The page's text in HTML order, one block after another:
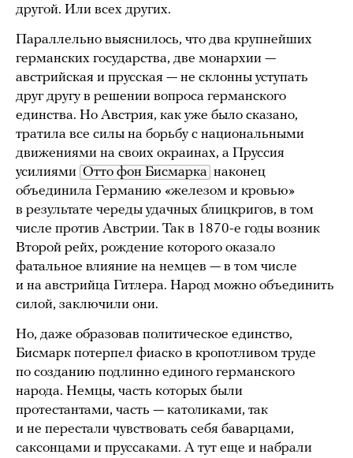
другой. Или всех других.
Параллельно выяснилось, что два крупнейших
германских государства, две монархии —
австрийская и прусская — не склонны уступать
друг другу в решении вопроса германского
единства. Но Австрия, как уже было сказано,
тратила все силы на борьбу с национальными
движениями на своих окраинах, а Пруссия
усилиями Отто фон Бисмарка наконец
объединила Германию «железом и кровью»
в результате череды удачных блицкригов, в том
числе против Австрии. Так в 1870-е годы возник
Второй рейх, рождение которого оказало
фатальное влияние на немцев — в том числе
и на австрийца Гитлера. Народ можно объединить
силой, заключили они.
Но, даже образовав политическое единство,
Бисмарк потерпел фиаско в кропотливом труде
по созданию подлинно единого германского
народа. Немцы, часть которых были
протестантами, часть — католиками, так
и не перестали чувствовать себя баварцами,
саксонцами и пруссаками. А тут еще и набрали